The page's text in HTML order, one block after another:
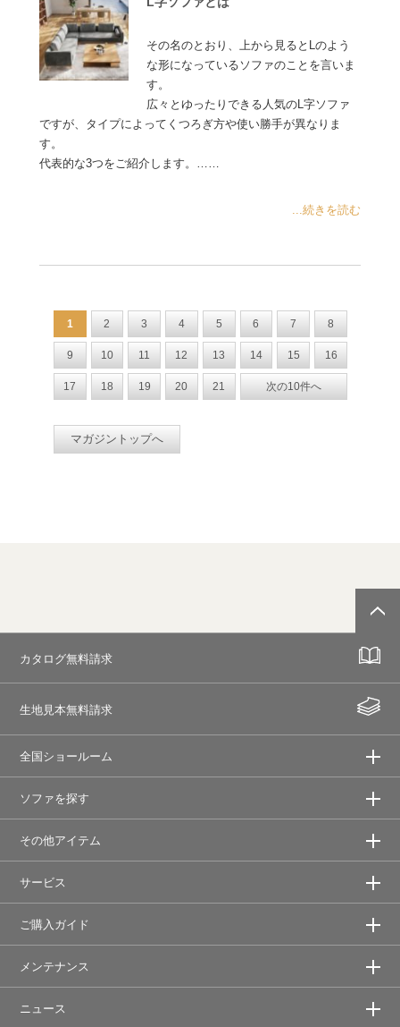
その名のとおり、上から見るとLのよう
な形になっているソファのことを言いま
す。
広々とゆったりできる人気のL字ソファ
ですが、タイプによってくつろぎ方や使い勝手が異なりま
す。
代表的な3つをご紹介します。……
...続きを読む
1 2 3 4 5 6 7 8
9 10 11 12 13 14 15 16
17 18 19 20 21 次の10件へ
マガジントップへ
カタログ無料請求
生地見本無料請求
全国ショールーム
ソファを探す
その他アイテム
サービス
ご購入ガイド
メンテナンス
ニュース